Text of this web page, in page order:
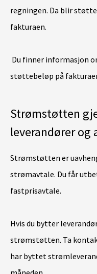
regningen. Da blir
fakturaen.
Du finner informasjon
støttebeløp på
Strømstøtten
leverandører og
Strømstøtten er
strømavtale. Du får
fastprisavtale.
Hvis du bytter
strømstøtten. Ta
har byttet